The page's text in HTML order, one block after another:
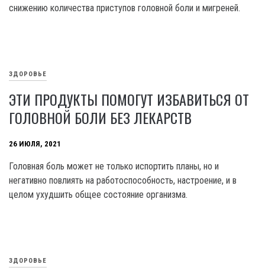
снижению количества приступов головной боли и мигреней.
ЗДОРОВЬЕ
ЭТИ ПРОДУКТЫ ПОМОГУТ ИЗБАВИТЬСЯ ОТ
ГОЛОВНОЙ БОЛИ БЕЗ ЛЕКАРСТВ
26 ИЮЛЯ, 2021
Головная боль может не только испортить планы, но и
негативно повлиять на работоспособность, настроение, и в
целом ухудшить общее состояние организма.
ЗДОРОВЬЕ